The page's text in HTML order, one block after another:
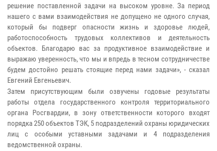
решение поставленной задачи на высоком уровне. За период
нашего с вами взаимодействия не допущено не одного случая,
который бы подверг опасности жизнь и здоровье людей,
работоспособность трудовых коллективов и деятельность
объектов. Благодарю вас за продуктивное взаимодействие и
выражаю уверенность, что мы и впредь в тесном сотрудничестве
будем достойно решать стоящие перед нами задачи», - сказал
Евгений Евгеньевич.
Затем присутствующим были озвучены годовые результаты
работы отдела государственного контроля территориального
органа Росгвардии, в зону ответственности которого входят
порядка 250 объектов ТЭК, 5 подразделений охраны юридических
лиц с особыми уставными задачами и 4 подразделения
ведомственной охраны.